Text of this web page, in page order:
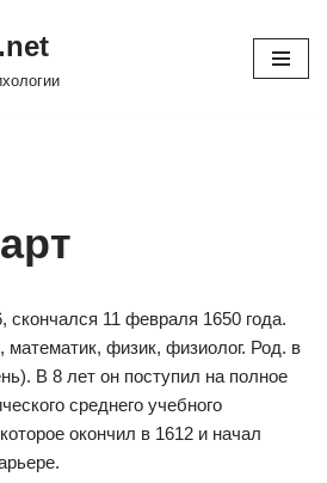
скончался 11 февраля 1650 года.
физик, физиолог. Род. в
В 8 лет он поступил на полное
среднего учебного
окончил в 1612 и начал